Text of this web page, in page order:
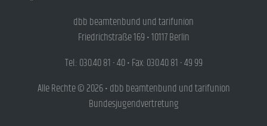
dbb beamtenbund und tarifunion
Friedrichstraße 169 • 10117 Berlin
Tel.: 030.40 81 - 40 • Fax: 030.40 81 - 49 99
Alle Rechte © 2026 • dbb beamtenbund und tarifunion
Bundesjugendvertretung